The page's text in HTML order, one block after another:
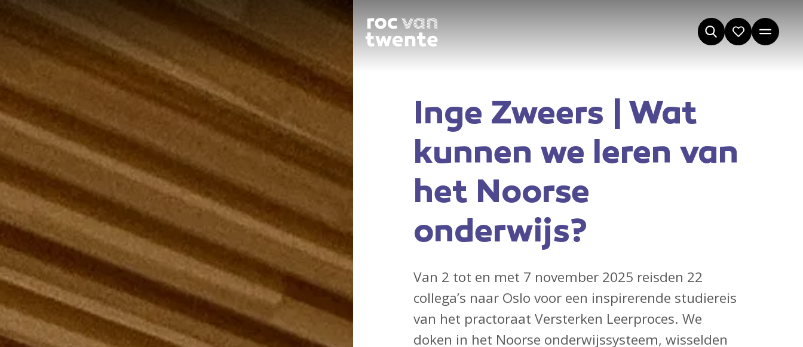
Inge Zweers | Wat
kunnen we leren van
het Noorse
onderwijs?
Van 2 tot en met 7 november 2025 reisden 22
collega’s naar Oslo voor een inspirerende studiereis
van het practoraat Versterken Leerproces. We
doken in het Noorse onderwijssysteem, wisselden